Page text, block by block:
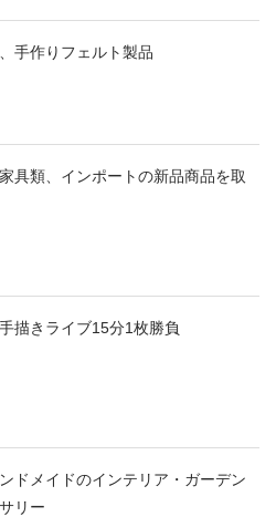
手作りフェルト製品
具類、インポートの新品商品を取
描きライブ15分1枚勝負
ドメイドのインテリア・ガーデン
リー